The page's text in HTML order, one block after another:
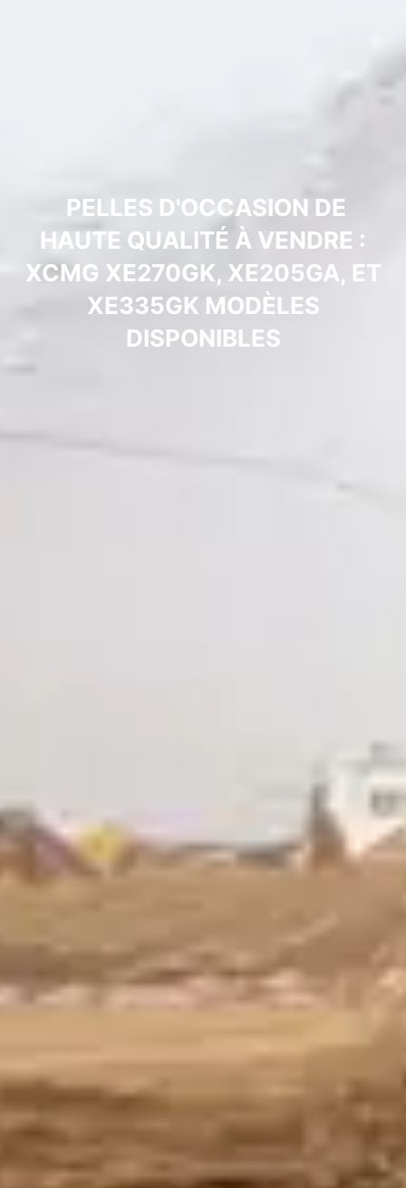
PELLES D'OCCASION DE
HAUTE QUALITÉ À VENDRE :
XCMG XE270GK, XE205GA, ET
XE335GK MODÈLES
DISPONIBLES